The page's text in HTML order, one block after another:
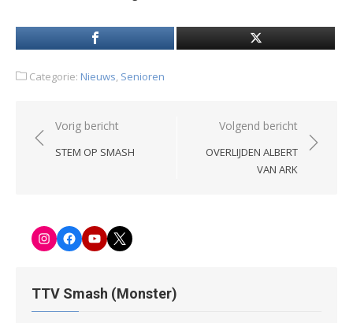
Categorie: Nieuws, Senioren
Bericht
navigatie
Vorig bericht
STEM OP SMASH
Volgend bericht
OVERLIJDEN ALBERT
VAN ARK
InstagramFacebook-
pagina
YoutubeTwitter
TTV Smash (Monster)